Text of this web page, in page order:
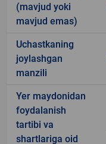
(mavjud yoki
mavjud emas)
Uchastkaning
joylashgan
manzili
Yer maydonidan
foydalanish
tartibi va
shartlariga oid